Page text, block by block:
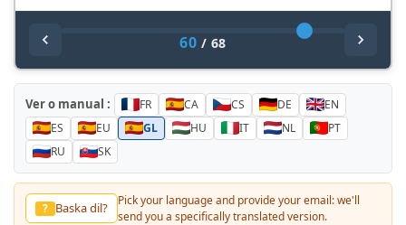
60 / 68
Ver o manual : FR CA CS DE
EN
ES
EU GL HU IT NL
PT
RU
SK
? Baska dil?
Pick your language and provide your email: we'll
send you a specifically translated version.